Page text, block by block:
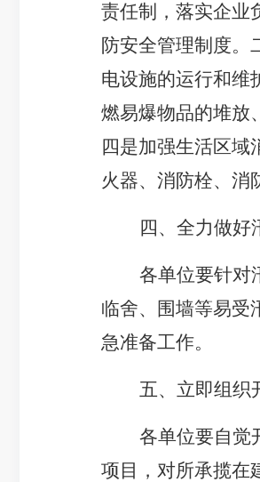
责任制，落实企业
防安全管理制度。
电设施的运行和维
燃易爆物品的堆放
四是加强生活区域
火器、消防栓、消
四、全力做好
各单位要针对
临舍、围墙等易受
急准备工作。
五、立即组织
各单位要自觉
项目，对所承揽在